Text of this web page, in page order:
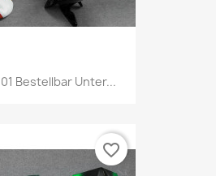
Bestellbar Unter...
favorite_border